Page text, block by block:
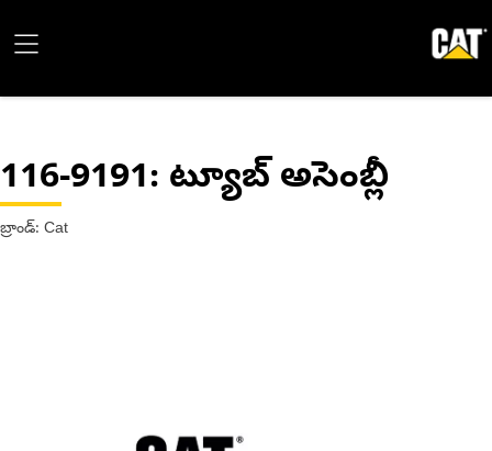
116-9191: ట్యూబ్ అసెంబ్లీ
బ్రాండ్: Cat